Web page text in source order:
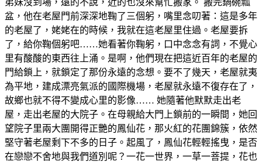
盆，他在老屋門前深深地鞠了三個躬，嘴里念叨著：這是多年
的老屋了，姥姥在的時候，我就在這老屋里住過。老屋要拆
了，給你鞠個躬吧……她看著你鞠躬，口中念念有詞，不覺心
里有酸酸的東西往上涌。是啊，他們現在把這近百年的老屋的
門給鎖上，就鎖定了那份永遠的念想。要不了幾天，老屋就夷
為平地，建成漂亮氣派的國際機場，老屋就永遠不復存在了，
故鄉也就不得不變成心里的影像…… 她隨著他默默走出老
屋，走出老屋的大院子。在母親給大門上鎖前的一瞬間，她回
望院子里兩大團開得正艷的鳳仙花，那火紅的花團錦簇，依然
堅守著老屋剩下不多的日子。起風了，鳳仙花輕輕搖曳，是否
在戀戀不舍地與我們道別呢？一花一世界，一草一菩提，花也